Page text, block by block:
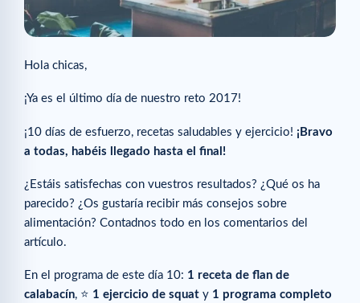
Hola chicas,
¡Ya es el último día de nuestro reto 2017!
¡10 días de esfuerzo, recetas saludables y ejercicio! ¡Bravo
a todas, habéis llegado hasta el final!
¿Estáis satisfechas con vuestros resultados? ¿Qué os ha
parecido? ¿Os gustaría recibir más consejos sobre
alimentación? Contadnos todo en los comentarios del
artículo.
En el programa de este día 10: 1 receta de flan de
calabacín, ⭐️ 1 ejercicio de squat y 1 programa completo